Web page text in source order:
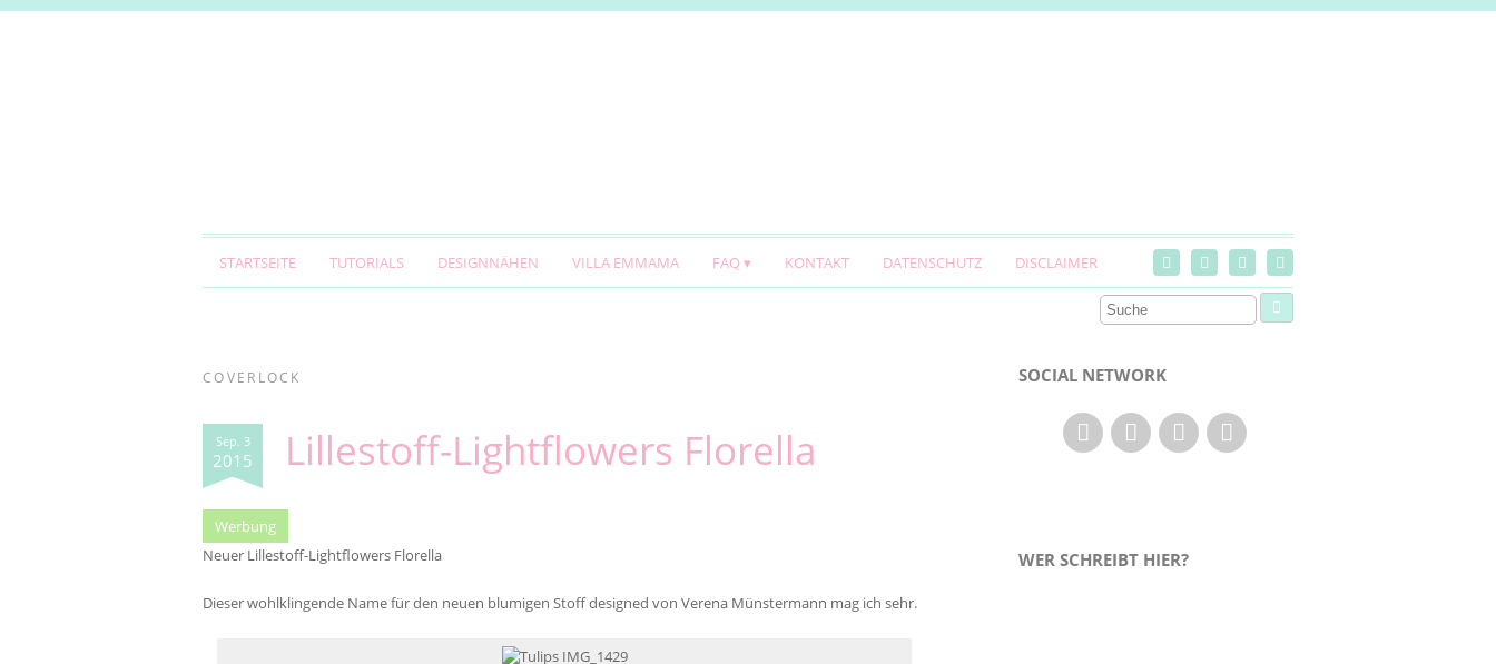
STARTSEITE TUTORIALS DESIGNNÄHEN VILLA EMMAMA FAQ KONTAKT DATENSCHUTZ DISCLAIMER
COVERLOCK
Sep. 3
2015 Lillestoff-Lightflowers Florella
Werbung
Neuer Lillestoff-Lightflowers Florella
Dieser wohlklingende Name für den neuen blumigen Stoff designed von Verena Münstermann mag ich sehr.
SOCIAL NETWORK
WER SCHREIBT HIER?